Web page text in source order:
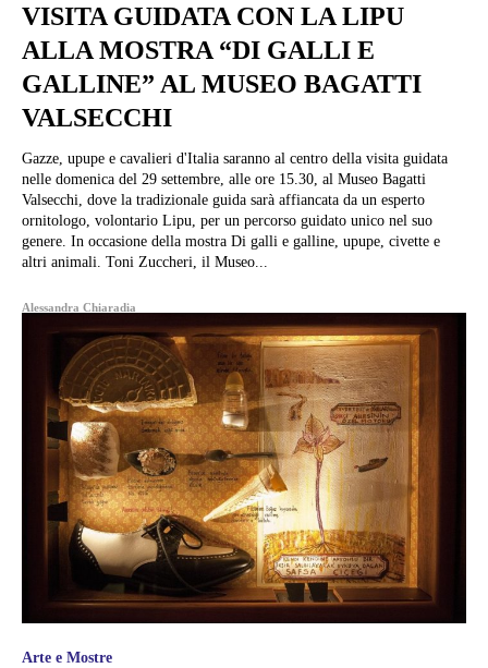
VISITA GUIDATA CON LA LIPU
ALLA MOSTRA “DI GALLI E
GALLINE” AL MUSEO BAGATTI
VALSECCHI
Gazze, upupe e cavalieri d'Italia saranno al centro della visita guidata
nelle domenica del 29 settembre, alle ore 15.30, al Museo Bagatti
Valsecchi, dove la tradizionale guida sarà affiancata da un esperto
ornitologo, volontario Lipu, per un percorso guidato unico nel suo
genere. In occasione della mostra Di galli e galline, upupe, civette e
altri animali. Toni Zuccheri, il Museo...
Alessandra Chiaradia
Arte e Mostre